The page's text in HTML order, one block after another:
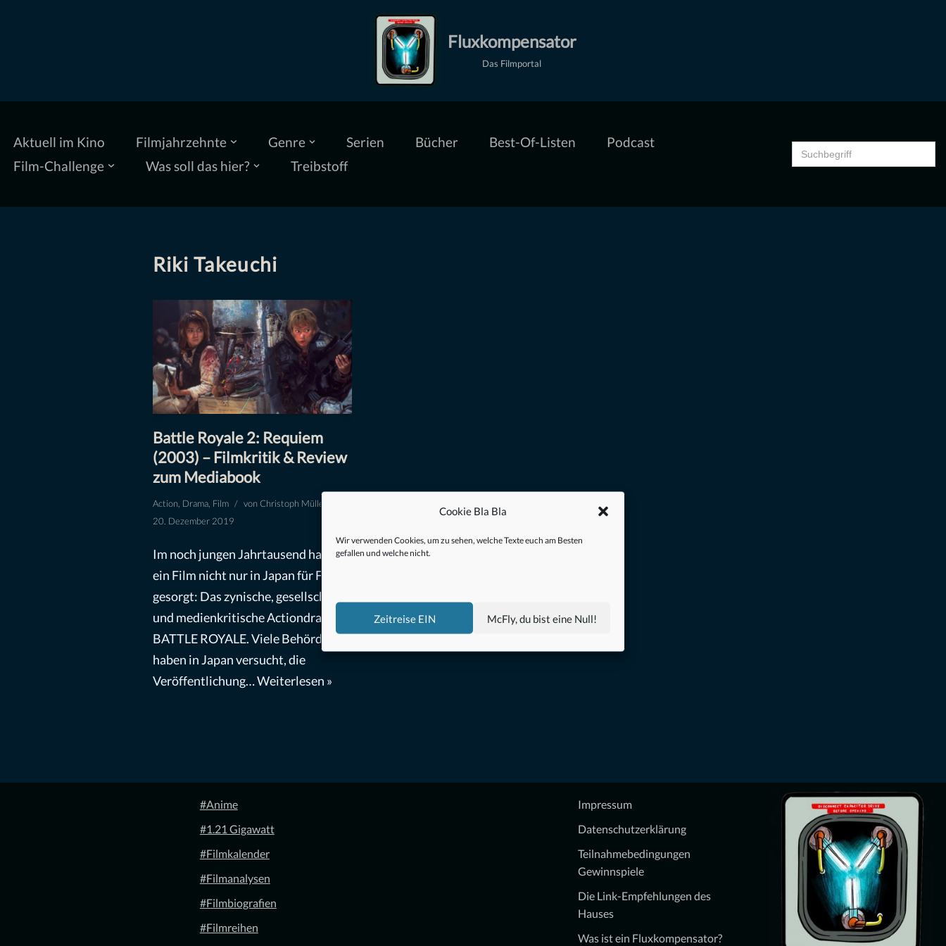
Cookie Bla Bla
Wir verwenden Cookies, um zu sehen, welche Texte euch am Besten
gefallen und welche nicht.
Zeitreise EIN McFly, du bist eine Null!
Fluxkompensator
Das Filmportal
Aktuell im Kino Filmjahrzehnte Genre Serien Bücher Best-Of-Listen
Podcast
Film-Challenge
Was soll das hier? Treibstoff
Search
for:
Riki Takeuchi
Battle Royale 2: Requiem
(2003) – Filmkritik & Review
zum Mediabook
Action, Drama, Film vonChristoph Müller
20. Dezember 2019
Im noch jungen Jahrtausend hatte
ein Film nicht nur in Japan für Furore
gesorgt: Das zynische, gesellschafts-
und medienkritische Actiondrama
BATTLE ROYALE. Viele Behörden
haben in Japan versucht, die
Veröffentlichung…Weiterlesen »
#Anime
#1.21 Gigawatt
#Filmkalender
#Filmanalysen
#Filmbiografien
#Filmreihen
Impressum
Datenschutzerklärung
Teilnahmebedingungen
Gewinnspiele
Die Link-Empfehlungen des
Hauses
Was ist ein Fluxkompensator?